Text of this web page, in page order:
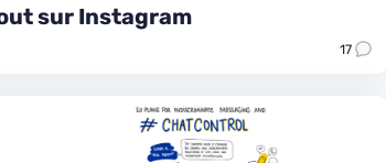
sur Instagram
17